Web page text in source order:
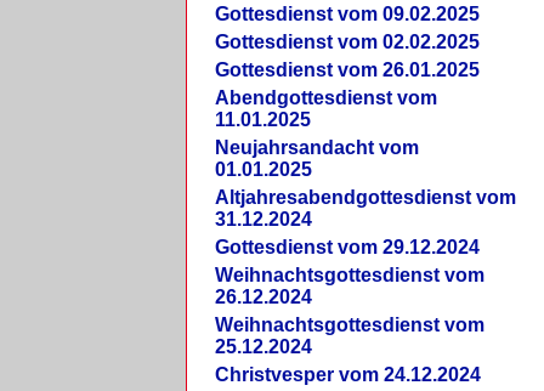
Gottesdienst vom 09.02.2025
Gottesdienst vom 02.02.2025
Gottesdienst vom 26.01.2025
Abendgottesdienst vom
11.01.2025
Neujahrsandacht vom
01.01.2025
Altjahresabendgottesdienst vom
31.12.2024
Gottesdienst vom 29.12.2024
Weihnachtsgottesdienst vom
26.12.2024
Weihnachtsgottesdienst vom
25.12.2024
Christvesper vom 24.12.2024